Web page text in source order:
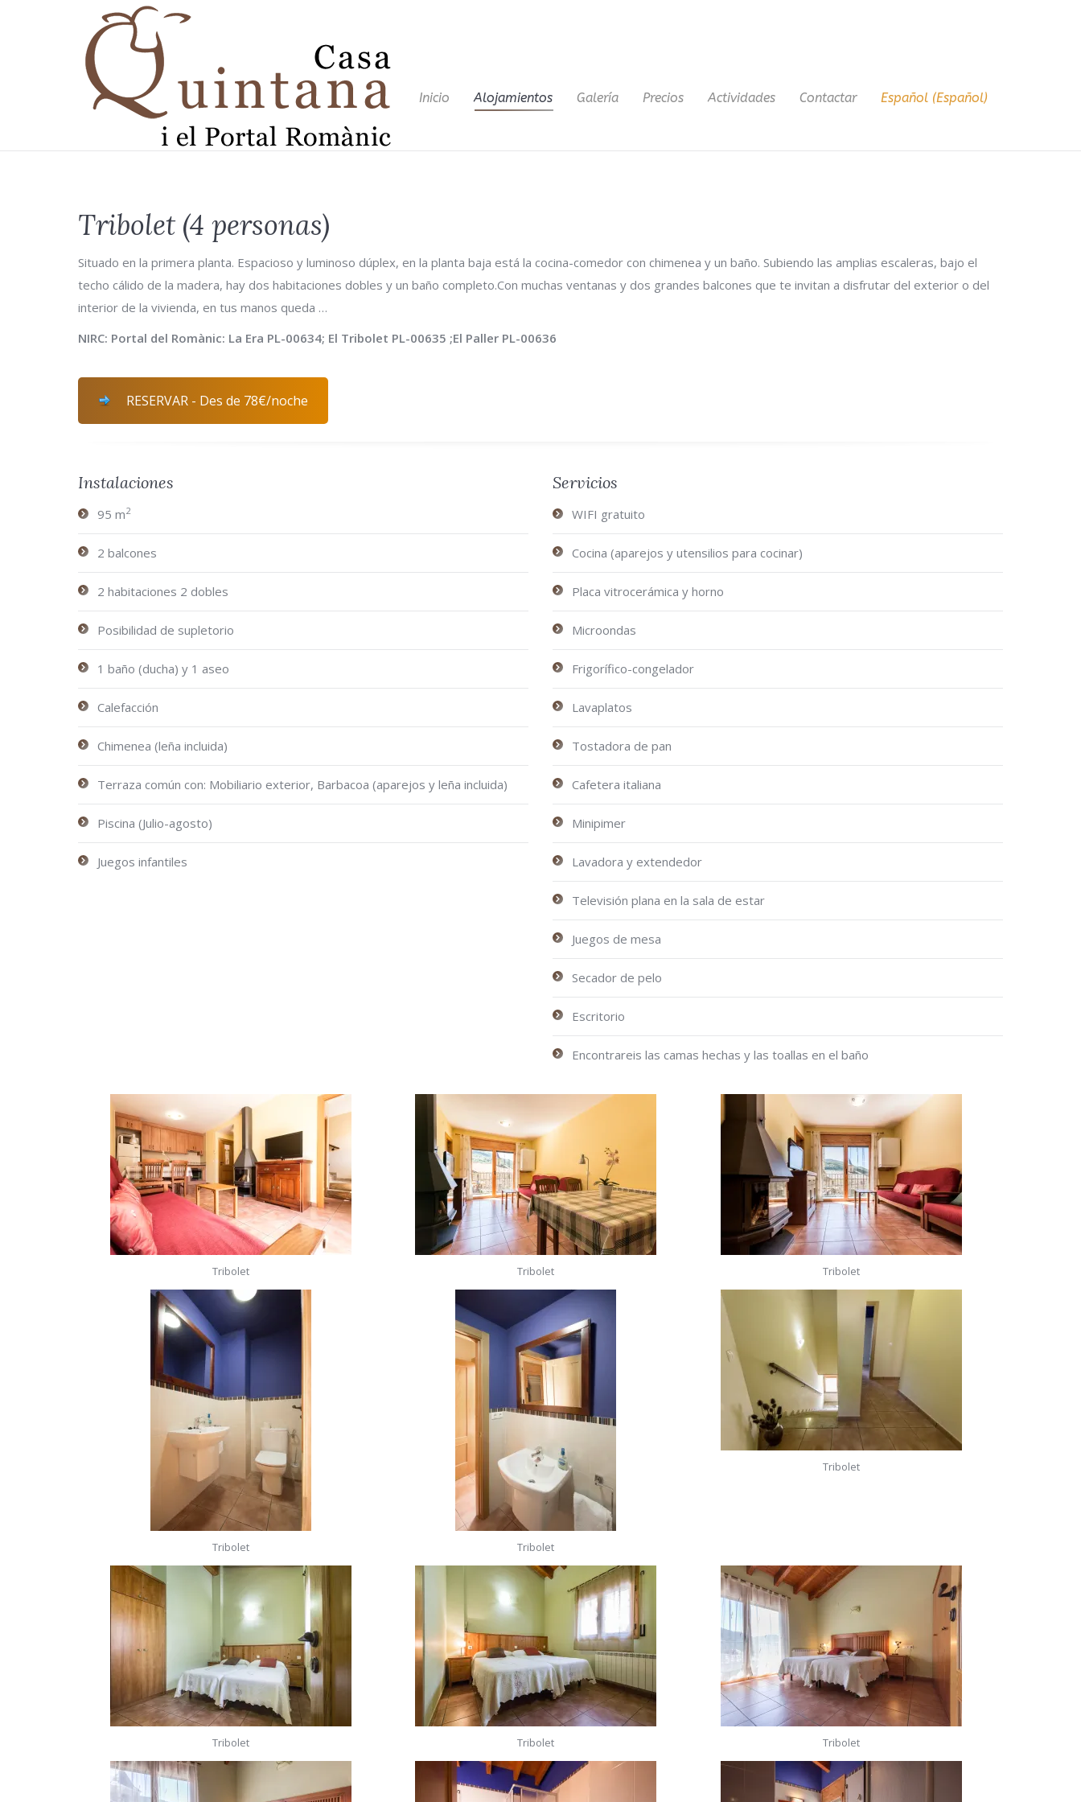
Inicio Alojamientos Galería Precios Actividades Contactar Español (Español)
Tribolet (4 personas)
Situado en la primera planta. Espacioso y luminoso dúplex, en la planta baja está la cocina-comedor con chimenea y un baño. Subiendo las amplias escaleras, bajo el
techo cálido de la madera, hay dos habitaciones dobles y un baño completo.Con muchas ventanas y dos grandes balcones que te invitan a disfrutar del exterior o del
interior de la vivienda, en tus manos queda …
NIRC: Portal del Romànic: La Era PL-00634; El Tribolet PL-00635 ;El Paller PL-00636
RESERVAR - Des de 78€/noche
Instalaciones
95 m2
2 balcones
2 habitaciones 2 dobles
Posibilidad de supletorio
1 baño (ducha) y 1 aseo
Calefacción
Chimenea (leña incluida)
Terraza común con: Mobiliario exterior, Barbacoa (aparejos y leña incluida)
Piscina (Julio-agosto)
Juegos infantiles
Servicios
WIFI gratuito
Cocina (aparejos y utensilios para cocinar)
Placa vitrocerámica y horno
Microondas
Frigorífico-congelador
Lavaplatos
Tostadora de pan
Cafetera italiana
Minipimer
Lavadora y extendedor
Televisión plana en la sala de estar
Juegos de mesa
Secador de pelo
Escritorio
Encontrareis las camas hechas y las toallas en el baño
Tribolet Tribolet Tribolet
Tribolet Tribolet
Tribolet
Tribolet Tribolet Tribolet